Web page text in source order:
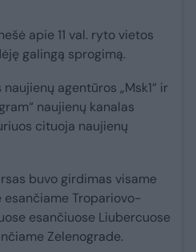
apie 11 val. ryto vietos
galingą sprogimą.
agentūros „Msk1“ ir
naujienų kanalas
cituoja naujienų
buvo girdimas visame
Tropariovo-
esančiuose Liubercuose
Zelenograde.